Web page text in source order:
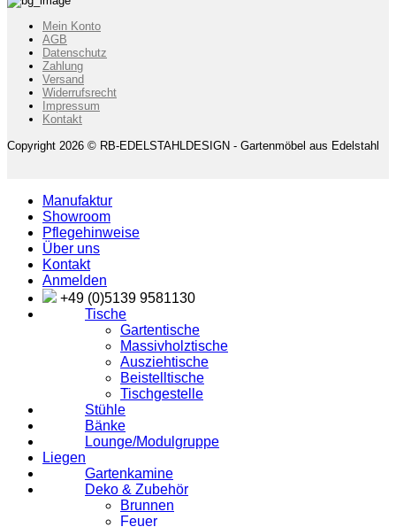
Mein Konto
AGB
Datenschutz
Zahlung
Versand
Widerrufsrecht
Impressum
Kontakt
Copyright 2026 © RB-EDELSTAHLDESIGN - Gartenmöbel aus Edelstahl
Manufaktur
Showroom
Pflegehinweise
Über uns
Kontakt
Anmelden
+49 (0)5139 9581130
Tische
Gartentische
Massivholztische
Ausziehtische
Beistelltische
Tischgestelle
Stühle
Bänke
Lounge/Modulgruppe
Liegen
Gartenkamine
Deko & Zubehör
Brunnen
Feuer